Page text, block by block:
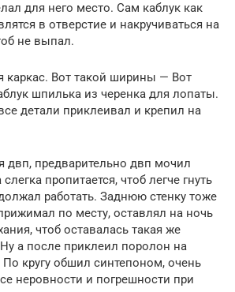
для него место. Сам каблук как
в отверстие и накручиваться на
не выпал.
каркас. Вот такой ширины — Вот
шпилька из черенка для лопаты.
детали приклеивал и крепил на
двп, предварительно двп мочил
пропитается, чтоб легче гнуть
работать. Заднюю стенку тоже
по месту, оставлял на ночь
чтоб оставалась такая же
а после приклеил поролон на
кругу обшил синтепоном, очень
неровности и погрешности при